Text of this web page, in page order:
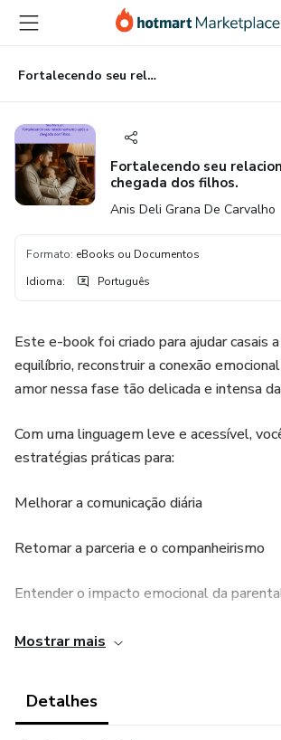
para
conteúdo
principal
para
pagamento
para
rodapé
Fortalecendo seu relacionamento após a chegada dos filhos.
Fortalecendo seu
chegada dos filhos.
Anis Deli Grana De Carvalho
Formato: eBooks ou Documentos
Idioma: Português
Este e-book foi criado para ajudar casais
equilíbrio, reconstruir a conexão
amor nessa fase tão delicada e intensa
Com uma linguagem leve e acessível,
estratégias práticas para:
Melhorar a comunicação diária
Retomar a parceria e o companheirismo
Entender o impacto emocional da
Lidar com sobrecarga, estresse e
Criar uma rotina que favoreça o
Mostrar mais
Detalhes